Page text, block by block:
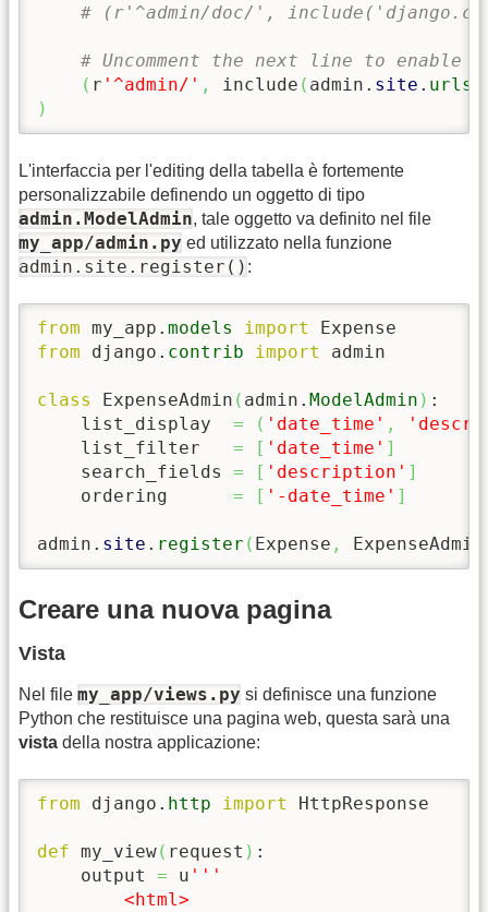
# (r'^admin/doc/',
# Uncomment the next line to enable
( r '^admin/' , include ( admin. site . urls
)
L'interfaccia per l'editing della tabella è fortemente
personalizzabile definendo un oggetto di tipo
admin.ModelAdmin, tale oggetto va definito nel file
my_app/admin.py ed utilizzato nella funzione
admin.site.register() :
from my_app. models import
from django. contrib import admin
class ExpenseAdmin ( admin. ModelAdmin ) :
    list_display
= ( 'date_time' ,
    list_filter
= [ 'date_time' ]
    search_fields
= [ 'description' ]
    ordering
= [ '-date_time' ]
admin. site . register ( Expense , ExpenseAdmin
Creare una nuova pagina
Vista
Nel file my_app/views.py si definisce una funzione
Python che restituisce una pagina web, questa sarà una
vista della nostra applicazione:
from django. http import HttpResponse
def my_view( request ) :
    output
= u '''
        <html>